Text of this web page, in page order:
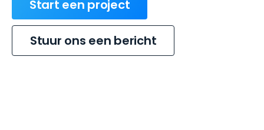
Start een project
Stuur ons een bericht